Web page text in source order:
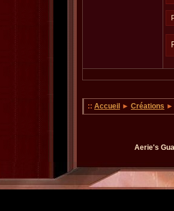
:: Accueil ► Créations
Aerie's